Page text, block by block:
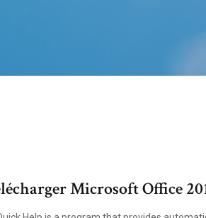
Microsoft Office